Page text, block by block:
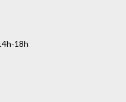
18h